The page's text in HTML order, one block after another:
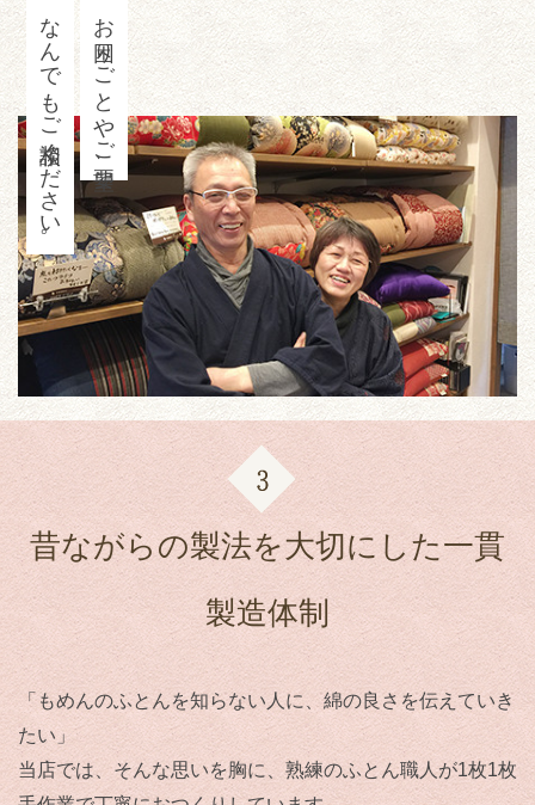
お困りごとやご要望、
なんでもご相談ください。
昔ながらの製法を大切にした一貫
製造体制
「もめんのふとんを知らない人に、綿の良さを伝えていき
たい」
当店では、そんな思いを胸に、熟練のふとん職人が1枚1枚